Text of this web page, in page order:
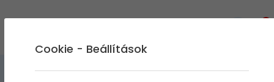
Cookie - Beállítások